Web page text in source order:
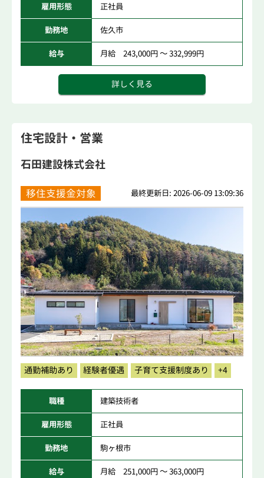
雇用形態 正社員
勤務地 佐久市
給与 月給 243,000円 ～ 332,999円
詳しく見る
住宅設計・営業
石田建設株式会社
移住支援金対象 最終更新日: 2026-06-09 13:09:36
通勤補助あり 経験者優遇 子育て支援制度あり +4
職種 建築技術者
雇用形態 正社員
勤務地 駒ヶ根市
給与 月給 251,000円 ～ 363,000円